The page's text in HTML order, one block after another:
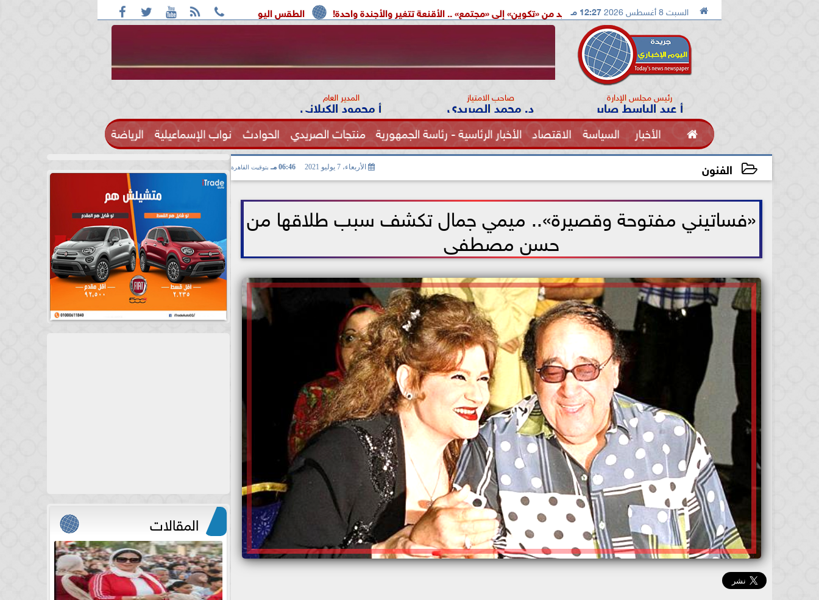
      السبت 8 أغسطس 2026 12:27 مـ الطقس اليوم.. شديد الحرارة بأغلب الأنحاء ورطوبة والمحسوسة بالقاهرة 38 درجة الدكتور محمد الصريدي يكشف المخطط الجديد من «تكوين» إلى «مجتمع» .. الأقنعة تتغير والأجندة واحدة!
رئيس مجلس الإدارة
أ عبد الباسط صابر صاحب الامتياز
د. محمد الصريدي المدير العام
أ محمود الكيلاني
 الأخبار السياسة الاقتصاد الأخبار الرئاسية - رئاسة الجمهورية منتجات الصريدي الحوادث نواب الإسماعيلية الرياضة
الفنون الصحة الفنون الأربعاء، 7 يوليو 2021 06:46 مـ بتوقيت القاهرة
«فساتيني مفتوحة وقصيرة».. ميمي جمال تكشف سبب طلاقها من
حسن مصطفى
المقالات